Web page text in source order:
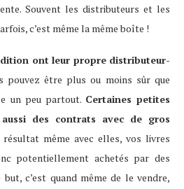
Souvent les distributeurs et les
c’est même la même boîte !
ont leur propre distributeur-
pouvez être plus ou moins sûr que
un peu partout. Certaines petites
des contrats avec de gros
résultat même avec elles, vos livres
potentiellement achetés par des
c’est quand même de le vendre,